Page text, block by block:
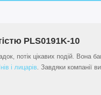
PLS0191K-10
потік цікавих подій. Вона
і лицарів. Завдяки компанії